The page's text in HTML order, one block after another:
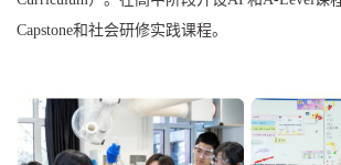
Capstone和社会研修实践课程。